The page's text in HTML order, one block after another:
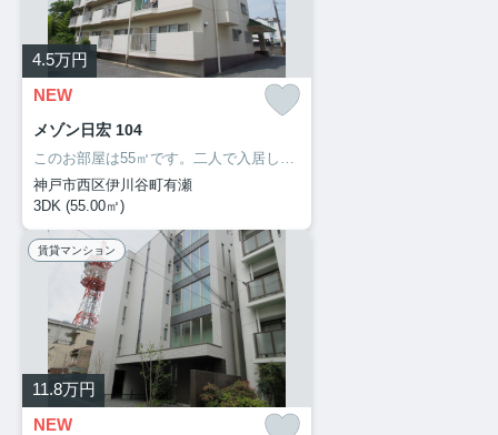
4.5万円
NEW
メゾン日宏 104
このお部屋は55㎡です。二人で入居して光熱費も生活費も抑えられるお住まい。新しい日々を送るにふさわしい、きれいな室内です。3DKの間取りです。自分のライフスタイルに必要なお住まいをお選びください。お住まい探しをサポートしてまいります。
神戸市西区伊川谷町有瀬
3DK (55.00㎡)
賃貸マンション
11.8万円
NEW